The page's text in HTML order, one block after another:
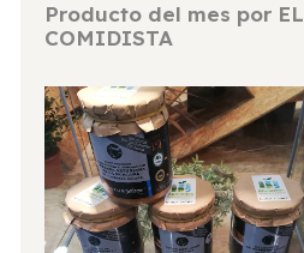
Producto del mes por EL
COMIDISTA